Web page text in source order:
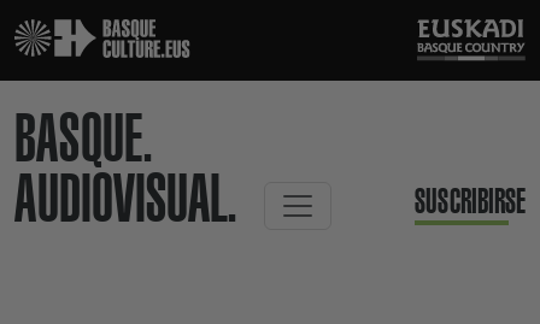
BASQUE.
AUDIOVISUAL.
SUSCRIBIRSE